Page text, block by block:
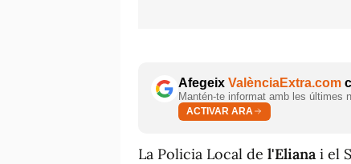
Afegeix ValènciaExtra.com
Mantén-te informat amb les últimes
ACTIVAR ARA
La Policia Local de l'Eliana i el